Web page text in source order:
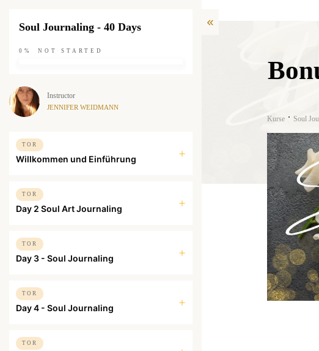
Kurse Soul
Soul Journaling - 40 Days
0% NOT STARTED
Instructor
JENNIFER WEIDMANN
TOR
Willkommen und Einführung
TOR
Day 2 Soul Art Journaling
TOR
Day 3 - Soul Journaling
TOR
Day 4 - Soul Journaling
TOR